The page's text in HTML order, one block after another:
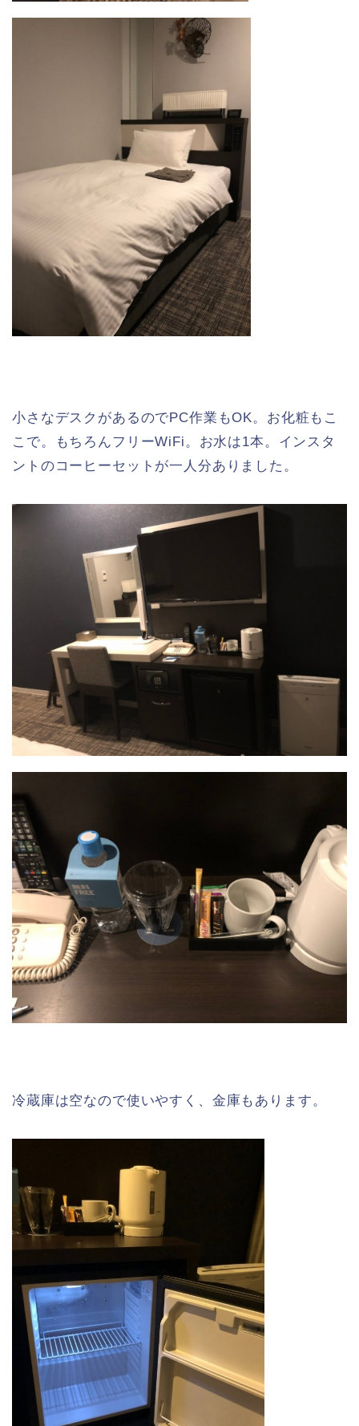
小さなデスクがあるのでPC作業もOK。お化粧もこ
こで。もちろんフリーWiFi。お水は1本。インスタ
ントのコーヒーセットが一人分ありました。
冷蔵庫は空なので使いやすく、金庫もあります。